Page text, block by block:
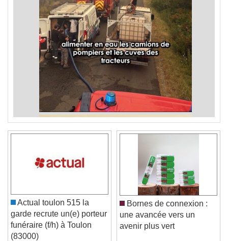
Actual toulon 515 la
garde recrute un(e) porteur
funéraire (f/h) à Toulon
(83000)
Bornes de connexion :
une avancée vers un
avenir plus vert